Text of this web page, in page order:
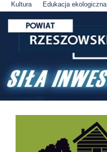
Kultura
Edukacja ekologiczna